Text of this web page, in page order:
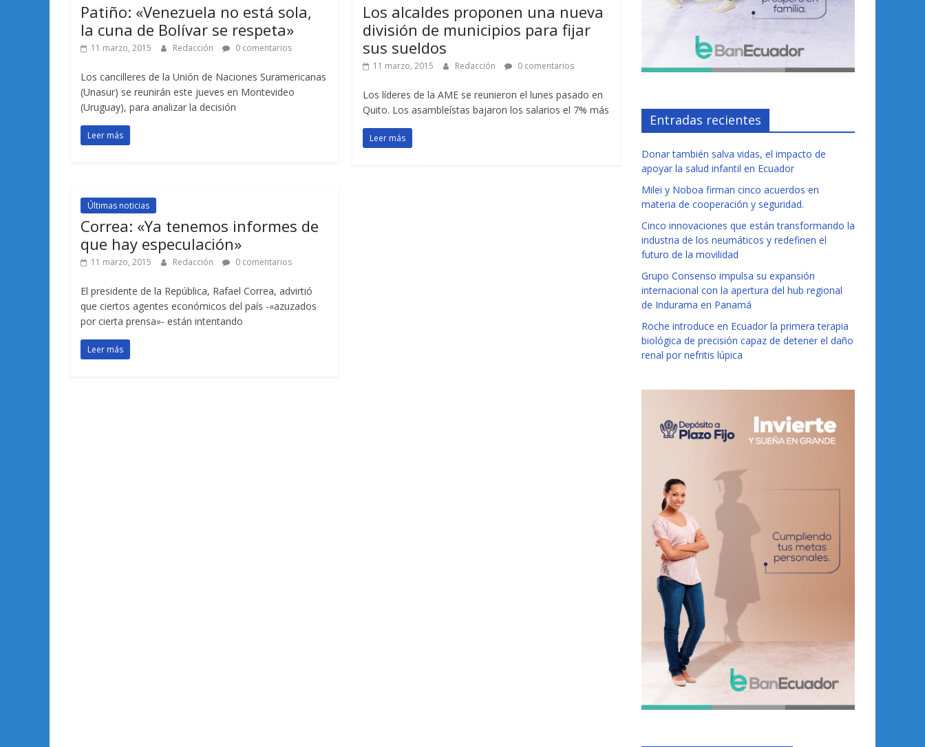
Patiño: «Venezuela no está sola,
la cuna de Bolívar se respeta»
11 marzo, 2015 Redacción 0 comentarios
Los cancilleres de la Unión de Naciones Suramericanas
(Unasur) se reunirán este jueves en Montevideo
(Uruguay), para analizar la decisión
Leer más
Los alcaldes proponen una nueva
división de municipios para fijar
sus sueldos
11 marzo, 2015 Redacción 0 comentarios
Los líderes de la AME se reunieron el lunes pasado en
Quito. Los asambleístas bajaron los salarios el 7% más
Leer más
Últimas noticias
Correa: «Ya tenemos informes de
que hay especulación»
11 marzo, 2015 Redacción 0 comentarios
El presidente de la República, Rafael Correa, advirtió
que ciertos agentes económicos del país -«azuzados
por cierta prensa»- están intentando
Leer más
Entradas recientes
Donar también salva vidas, el impacto de
apoyar la salud infantil en Ecuador
Milei y Noboa firman cinco acuerdos en
materia de cooperación y seguridad.
Cinco innovaciones que están transformando la
industria de los neumáticos y redefinen el
futuro de la movilidad
Grupo Consenso impulsa su expansión
internacional con la apertura del hub regional
de Indurama en Panamá
Roche introduce en Ecuador la primera terapia
biológica de precisión capaz de detener el daño
renal por nefritis lúpica